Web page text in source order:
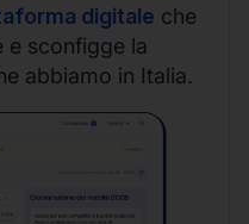
digitale che
e sconfigge la
abbiamo in Italia.